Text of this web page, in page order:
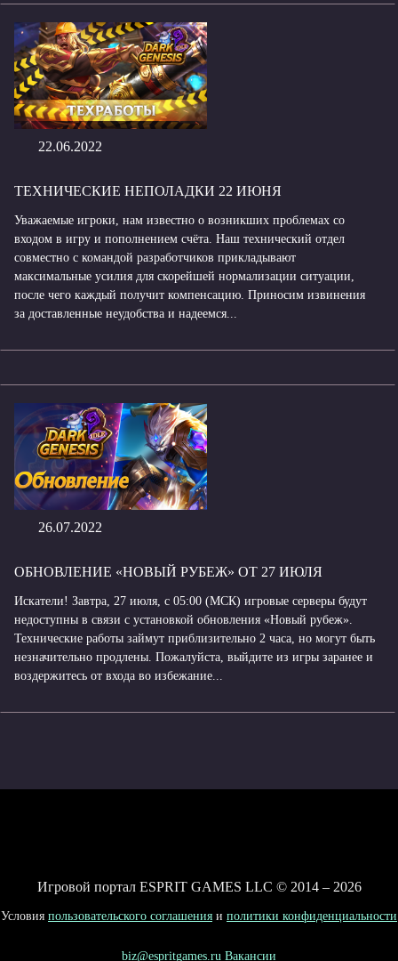
22.06.2022
ТЕХНИЧЕСКИЕ НЕПОЛАДКИ 22 ИЮНЯ
Уважаемые игроки, нам известно о возникших проблемах со
входом в игру и пополнением счёта. Наш технический отдел
совместно с командой разработчиков прикладывают
максимальные усилия для скорейшей нормализации ситуации,
после чего каждый получит компенсацию. Приносим извинения
за доставленные неудобства и надеемся...
26.07.2022
ОБНОВЛЕНИЕ «НОВЫЙ РУБЕЖ» ОТ 27 ИЮЛЯ
Искатели! Завтра, 27 июля, с 05:00 (МСК) игровые серверы будут
недоступны в связи с установкой обновления «Новый рубеж».
Технические работы займут приблизительно 2 часа, но могут быть
незначительно продлены. Пожалуйста, выйдите из игры заранее и
воздержитесь от входа во избежание...
Игровой портал ESPRIT GAMES LLC © 2014 – 2026
Условия пользовательского соглашения и политики конфиденциальности
biz@espritgames.ru Вакансии